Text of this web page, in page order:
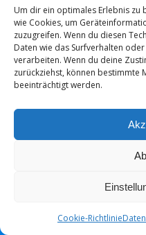
Um dir ein optimales Erlebnis zu
wie Cookies, um
zuzugreifen. Wenn du diesen
Daten wie das Surfverhalten
verarbeiten. Wenn du deine
zurückziehst, können bestimmte
beeinträchtigt werden.
Cookie-Richtlinie
KEINE ANTWORT
Zum
Mobil